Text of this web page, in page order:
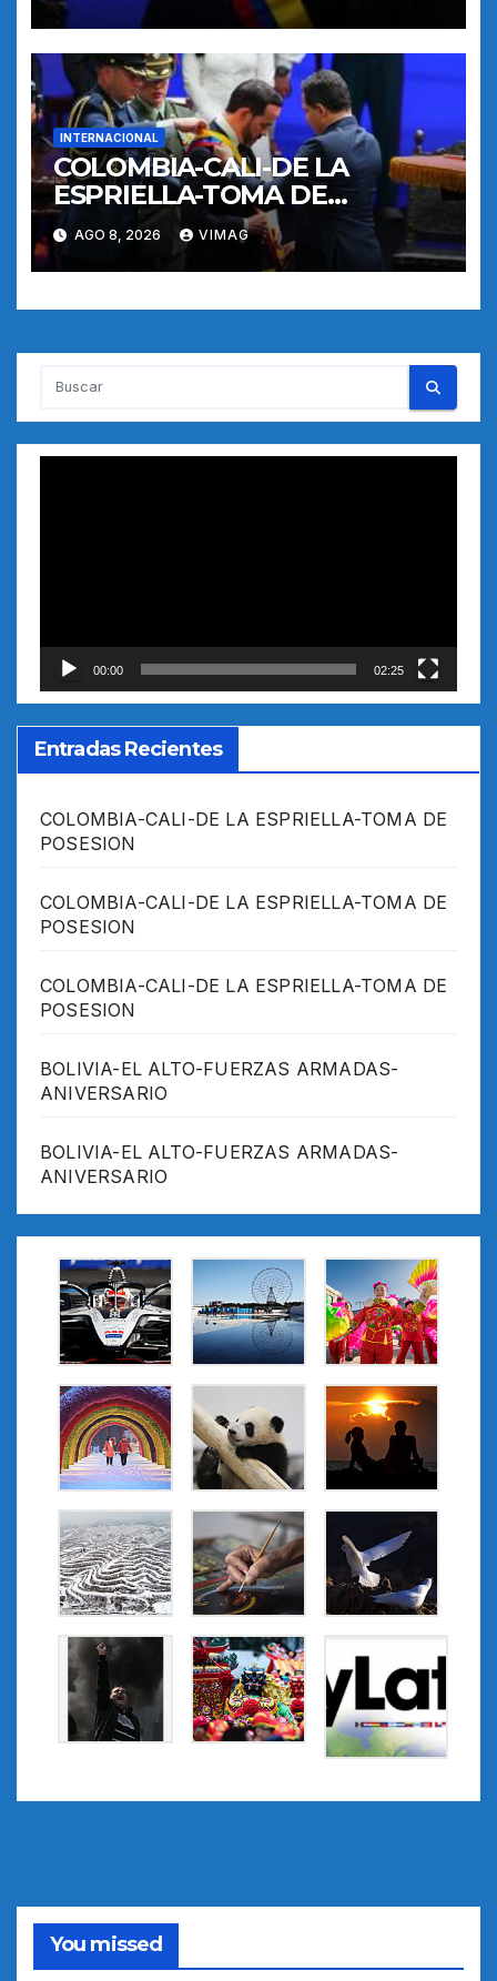
INTERNACIONAL
COLOMBIA-CALI-DE LA
ESPRIELLA-TOMA DE
POSESION
AGO 8, 2026 VIMAG
00:00 02:25
Entradas Recientes
COLOMBIA-CALI-DE LA ESPRIELLA-TOMA DE
POSESION
COLOMBIA-CALI-DE LA ESPRIELLA-TOMA DE
POSESION
COLOMBIA-CALI-DE LA ESPRIELLA-TOMA DE
POSESION
BOLIVIA-EL ALTO-FUERZAS ARMADAS-
ANIVERSARIO
BOLIVIA-EL ALTO-FUERZAS ARMADAS-
ANIVERSARIO
You missed